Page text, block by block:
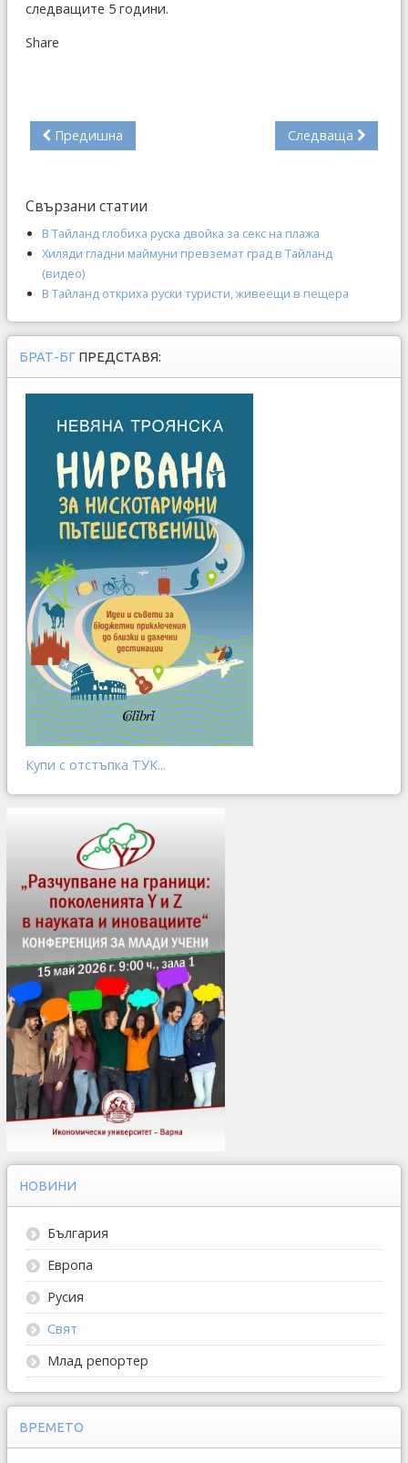
следващите 5 години.
Share
Предишна Следваща
Свързани статии
В Тайланд глобиха руска двойка за секс на плажа
Хиляди гладни маймуни превземат град в Тайланд
(видео)
В Тайланд откриха руски туристи, живеещи в пещера
БРАТ-БГ ПРЕДСТАВЯ:
Купи с отстъпка ТУК...
НОВИНИ
България
Европа
Русия
Свят
Млад репортер
ВРЕМЕТО